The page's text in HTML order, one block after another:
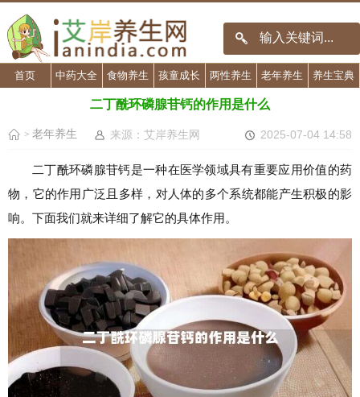
首页 中药大全 食物养生 孩童成长 两性养生 老年养生 养生宝典
二丁酰环磷腺苷钙的作用是什么
> 老年养生 来源：艾岸养生网 2025-07-04 14:58
二丁酰环磷腺苷钙是一种在医学领域具有重要应用价值的药
物，它的作用广泛且多样，对人体的多个系统都能产生积极的影
响。下面我们就来详细了解它的具体作用。